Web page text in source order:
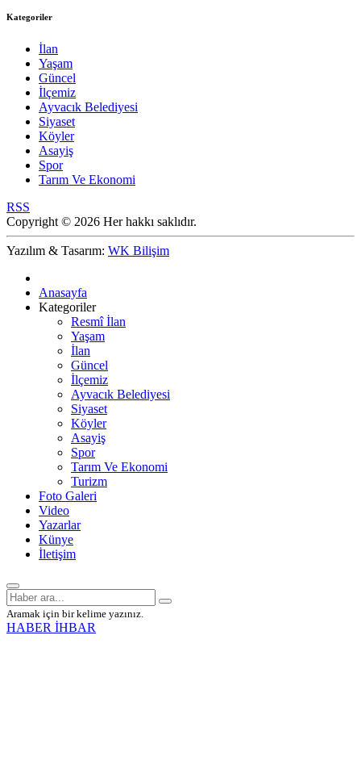
Kategoriler
İlan
Yaşam
Güncel
İlçemiz
Ayvacık Belediyesi
Siyaset
Köyler
Asayiş
Spor
Tarım Ve Ekonomi
RSS
Copyright © 2026 Her hakkı saklıdır.
Yazılım & Tasarım: WK Bilişim
Anasayfa
Kategoriler
Resmî İlan
Yaşam
İlan
Güncel
İlçemiz
Ayvacık Belediyesi
Siyaset
Köyler
Asayiş
Spor
Tarım Ve Ekonomi
Turizm
Foto Galeri
Video
Yazarlar
Künye
İletişim
Aramak için bir kelime yazınız.
HABER İHBAR